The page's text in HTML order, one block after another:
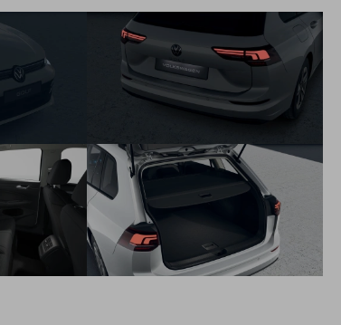
vypnutia, 2 lampy na čítanie aj vzadu
up zrkadielka v slnečných clonách
priestory vo dverách vpredu a vzadu
osvetlenie batožinového priestoru
v batožinovom priestore
háky v batožinovom priestore
svetlá
sklá
smerovky integrované vo vonkajších spätných
disky 15", pneumatiky 195/65 R15
oceľová rezerva, náradie a zdvihák